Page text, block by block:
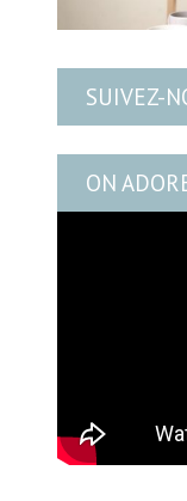
SUIVEZ-
ON